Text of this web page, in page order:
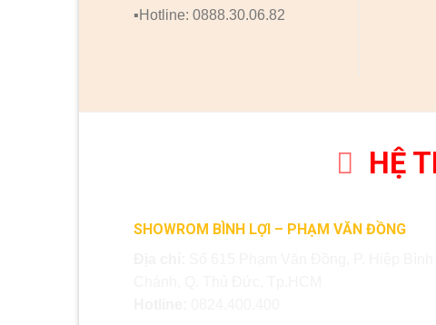
▪️Hotline: 0888.30.06.82
HỆ
SHOWROM BÌNH LỢI – PHẠM VĂN ĐỒNG